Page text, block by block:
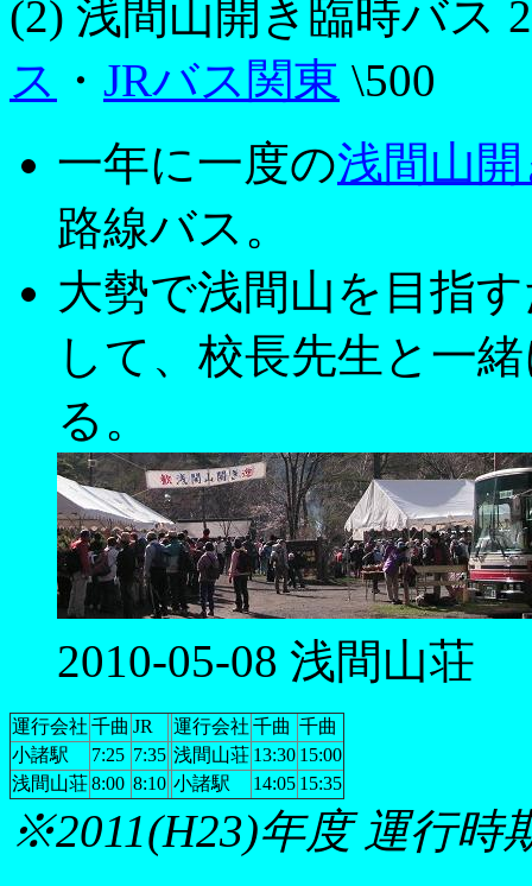
(2) 浅間山開き臨時バス
ス ・ JRバス関東 \500
一年に一度の浅間山
路線バス。
大勢で浅間山を目指
して、校長先生と一
る。
2010-05-08 浅間山荘
運行会社 千曲 JR 運行会社 千曲 千曲
小諸駅
7:25 7:35 浅間山荘 13:30 15:00
浅間山荘8:00 8:10 小諸駅 14:05 15:35
※2011(H23)年度 運行時